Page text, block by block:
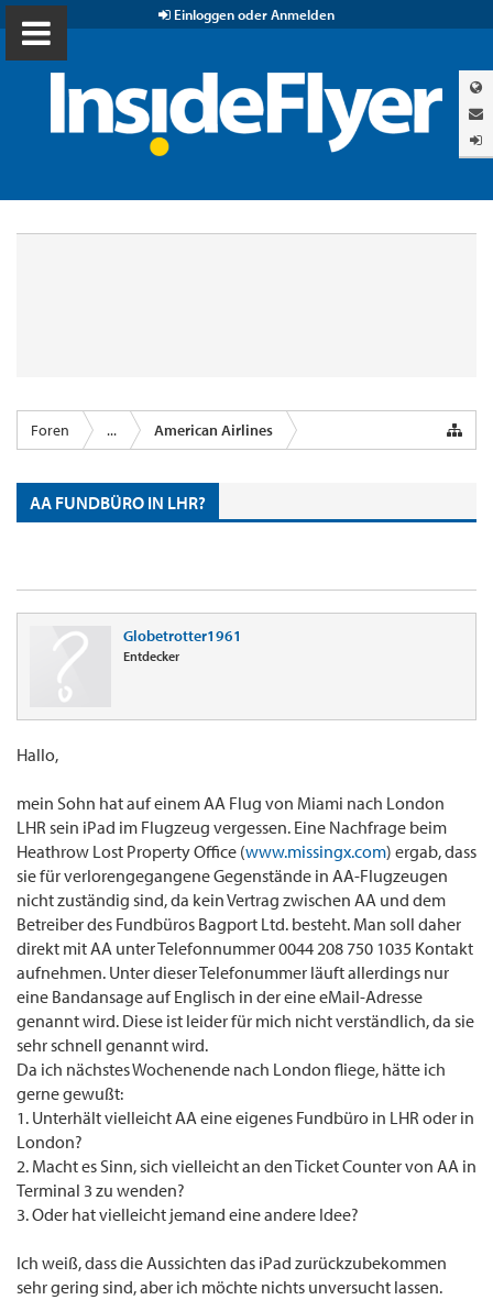
Einloggen oder Anmelden
Foren ... American Airlines
AA FUNDBÜRO IN LHR?
Globetrotter1961
Entdecker
Hallo,
mein Sohn hat auf einem AA Flug von Miami nach London
LHR sein iPad im Flugzeug vergessen. Eine Nachfrage beim
Heathrow Lost Property Office (www.missingx.com) ergab, dass
sie für verlorengegangene Gegenstände in AA-Flugzeugen
nicht zuständig sind, da kein Vertrag zwischen AA und dem
Betreiber des Fundbüros Bagport Ltd. besteht. Man soll daher
direkt mit AA unter Telefonnummer 0044 208 750 1035 Kontakt
aufnehmen. Unter dieser Telefonummer läuft allerdings nur
eine Bandansage auf Englisch in der eine eMail-Adresse
genannt wird. Diese ist leider für mich nicht verständlich, da sie
sehr schnell genannt wird.
Da ich nächstes Wochenende nach London fliege, hätte ich
gerne gewußt:
1. Unterhält vielleicht AA eine eigenes Fundbüro in LHR oder in
London?
2. Macht es Sinn, sich vielleicht an den Ticket Counter von AA in
Terminal 3 zu wenden?
3. Oder hat vielleicht jemand eine andere Idee?
Ich weiß, dass die Aussichten das iPad zurückzubekommen
sehr gering sind, aber ich möchte nichts unversucht lassen.